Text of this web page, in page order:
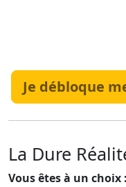
Je débloque
La Dure
Vous êtes à un choix :